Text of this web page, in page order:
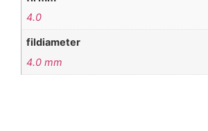
4.0
fildiameter
4.0 mm